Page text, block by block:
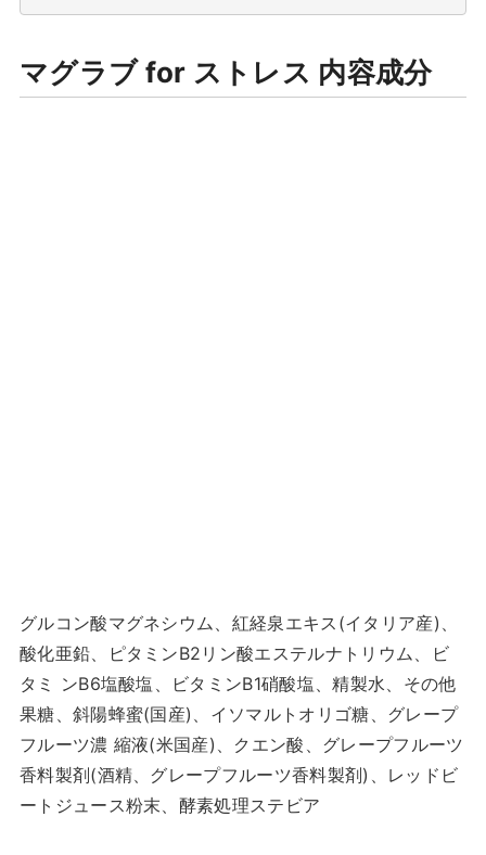
マグラブ for ストレス 内容成分
グルコン酸マグネシウム、紅経泉エキス(イタリア産)、
酸化亜鉛、ピタミンB2リン酸エステルナトリウム、ビ
タミ ンB6塩酸塩、ビタミンB1硝酸塩、精製水、その他
果糖、斜陽蜂蜜(国産)、イソマルトオリゴ糖、グレープ
フルーツ濃 縮液(米国産)、クエン酸、グレープフルーツ
香料製剤(酒精、グレープフルーツ香料製剤)、レッドビ
ートジュース粉末、酵素処理ステビア